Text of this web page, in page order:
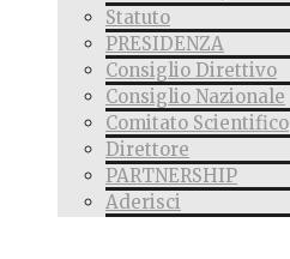
Statuto
PRESIDENZA
Consiglio Direttivo
Consiglio Nazionale
Comitato Scientifico
Direttore
PARTNERSHIP
Aderisci